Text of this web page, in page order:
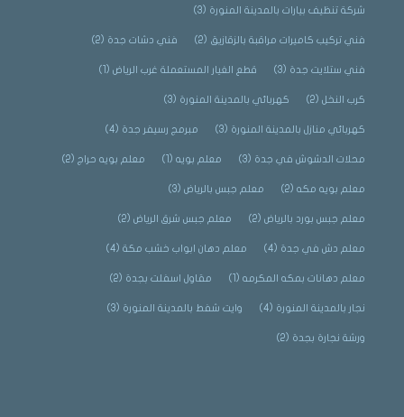
شركة تنظيف بيارات بالمدينة المنورة (3)
فني تركيب كاميرات مراقبة بالزقازيق (2) فني دشات جدة (2)
فني ستلايت جدة (3) قطع الغيار المستعملة غرب الرياض(1)
كرب النخل(2) كهربائي بالمدينة المنورة (3)
كهربائي منازل بالمدينة المنورة (3) مبرمج رسيفر جدة (4)
محلات الدشوش في جدة (3) معلم بويه(1) معلم بويه حراج (2)
معلم بويه مكه(2) معلم جبس بالرياض(3)
معلم جبس بورد بالرياض(2) معلم جبس شرق الرياض(2)
معلم دش في جدة (4) معلم دهان ابواب خشب مكة(4)
معلم دهانات بمكه المكرمه(1) مقاول اسفلت بجدة (2)
نجار بالمدينة المنورة (4) وايت شفط بالمدينة المنورة (3)
ورشة نجارة بجدة (2)